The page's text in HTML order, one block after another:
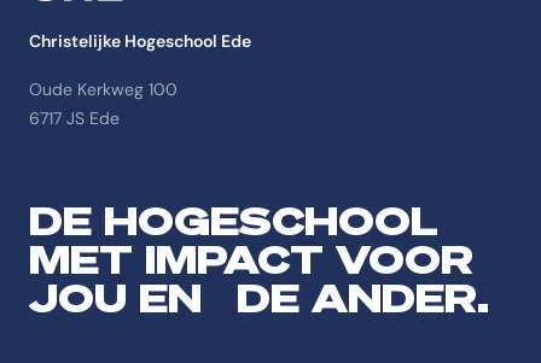
Christelijke Hogeschool Ede
Oude Kerkweg 100
6717 JS Ede
DE HOGESCHOOL
MET IMPACT VOOR
JOU EN DE ANDER.